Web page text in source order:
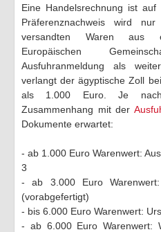
Eine Handelsrechnung ist
Präferenznachweis wird
versandten Waren aus
Europäischen
Ausfuhranmeldung als
verlangt der ägyptische Zoll
als 1.000 Euro. Je
Zusammenhang mit der
Dokumente erwartet:
- ab 1.000 Euro Warenwert:
3
- ab 3.000 Euro
(vorabgefertigt)
- bis 6.000 Euro Warenwert:
- ab 6.000 Euro Warenwert: